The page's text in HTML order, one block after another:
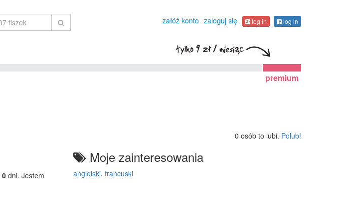
załóż konto zaloguj się log in log in
premium
0 osób to lubi. Polub!
0 dni. Jestem
Moje zainteresowania
angielski, francuski